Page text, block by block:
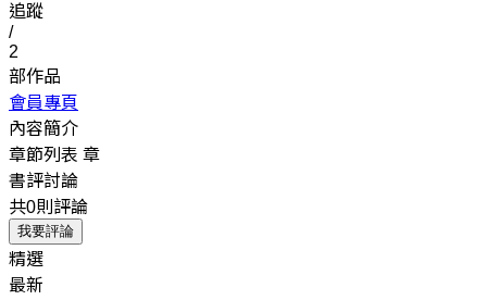
追蹤
/
2
部作品
會員專頁
內容簡介
章節列表 章
書評討論
共0則評論
我要評論
精選
最新